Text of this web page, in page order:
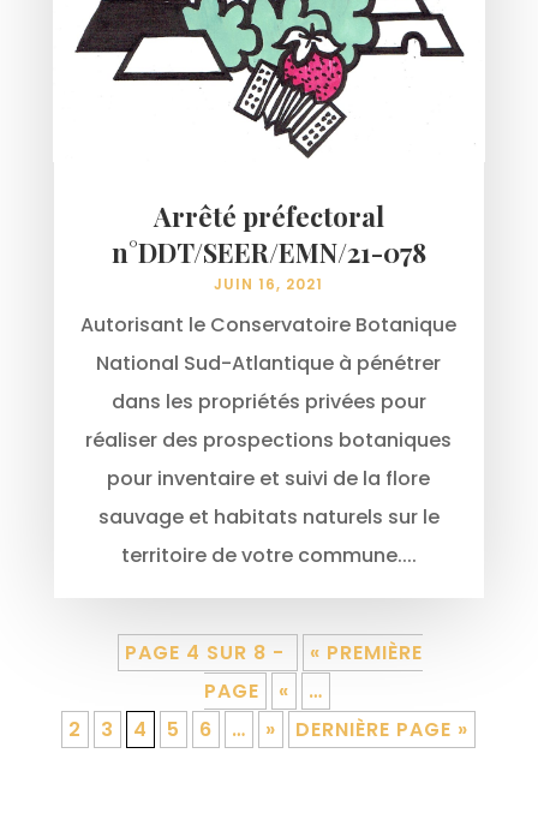
Arrêté préfectoral
n°DDT/SEER/EMN/21-078
JUIN 16, 2021
Autorisant le Conservatoire Botanique
National Sud-Atlantique à pénétrer
dans les propriétés privées pour
réaliser des prospections botaniques
pour inventaire et suivi de la flore
sauvage et habitats naturels sur le
territoire de votre commune....
PAGE 4 SUR 8 -
« PREMIÈRE
PAGE
«
…
2
3 4 5 6 … » DERNIÈRE PAGE »